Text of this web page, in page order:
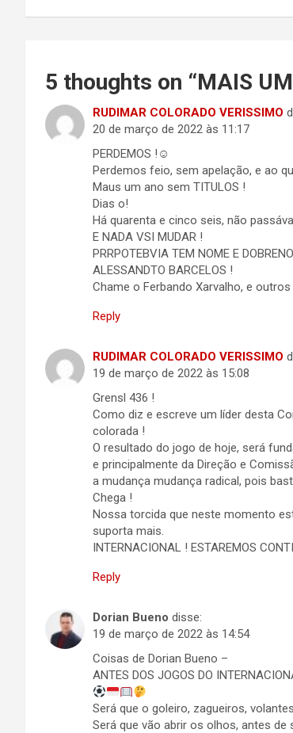
Post
5 thoughts on “MAIS
RUDIMAR COLORADO VERISSIMO
20 de março de 2022 às 11:17
PERDEMOS !☺
Perdemos feio, sem apelação, e ao
Maus um ano sem TITULOS !
Dias o!
Há quarenta e cinco seis, não
E NADA VSI MUDAR !
PRRPOTEBVIA TEM NOME E
ALESSANDTO BARCELOS !
Chame o Ferbando Xarvalho, e
Reply
RUDIMAR COLORADO VERISSIMO
19 de março de 2022 às 15:08
Grensl 436 !
Como diz e escreve um líder desta
colorada !
O resultado do jogo de hoje, será
e principalmente da Direção e
a mudança mudança radical, pois
Chega !
Nossa torcida que neste momento
suporta mais.
INTERNACIONAL ! ESTAREMOS
Reply
Dorian Bueno disse:
19 de março de 2022 às 14:54
Coisas de Dorian Bueno –
ANTES DOS JOGOS DO
Será que o goleiro, zagueiros,
Será que vão abrir os olhos, antes